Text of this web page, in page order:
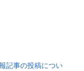
記事の投稿につい